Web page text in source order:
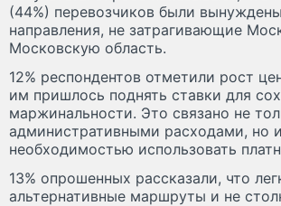
(44%) перевозчиков были
направления, не затрагивающие
Московскую область.
12% респондентов отметили рост
им пришлось поднять ставки для
маржинальности. Это связано не
административными расходами, но
необходимостью использовать
13% опрошенных рассказали, что
альтернативные маршруты и не